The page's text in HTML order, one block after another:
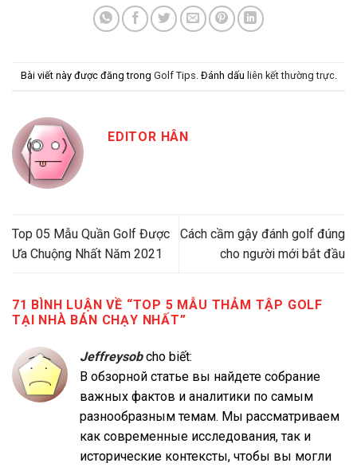
Bài viết này được đăng trong Golf Tips . Đánh dấu liên kết thường trực.
EDITOR HÂN
Top 05 Mẫu Quần Golf Được
Ưa Chuộng Nhất Năm 2021
Cách cầm gậy đánh golf đúng
cho người mới bắt đầu
71 BÌNH LUẬN VỀ “TOP 5 MẪU THẢM TẬP GOLF
TẠI NHÀ BÁN CHẠY NHẤT”
Jeffreysob cho biết:
В обзорной статье вы найдете собрание
важных фактов и аналитики по самым
разнообразным темам. Мы рассматриваем
как современные исследования, так и
исторические контексты, чтобы вы могли